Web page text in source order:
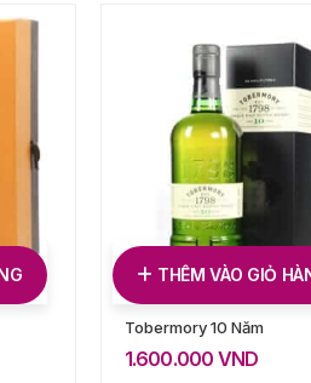
THÊM VÀO GIỎ
Tobermory 10 Năm
1.600.000 VND